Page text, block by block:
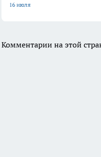
16 июля
Комментарии на этой